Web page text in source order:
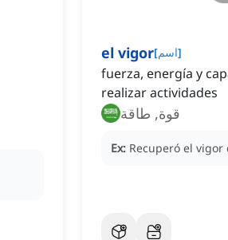
el vigor[اسم]
fuerza, energía y
realizar actividades
قوة, طاقة
Ex: Recuperó el